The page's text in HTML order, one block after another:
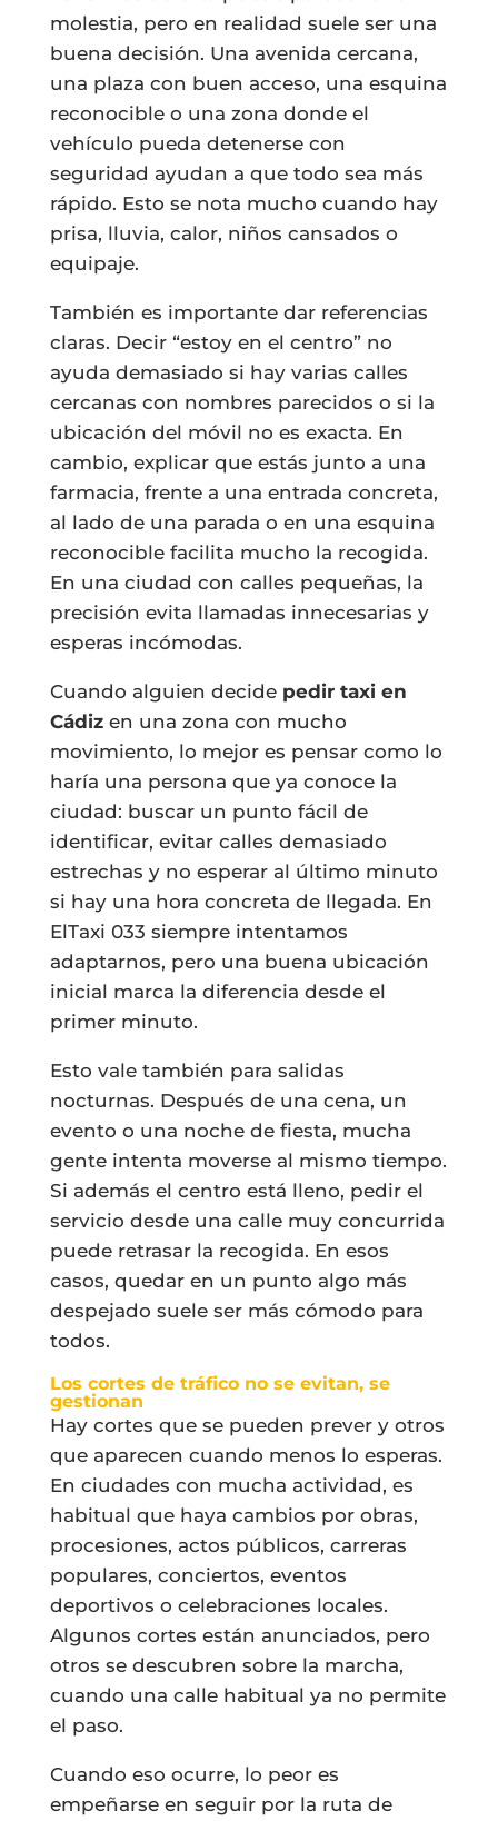
molestia, pero en realidad suele ser una
buena decisión. Una avenida cercana,
una plaza con buen acceso, una esquina
reconocible o una zona donde el
vehículo pueda detenerse con
seguridad ayudan a que todo sea más
rápido. Esto se nota mucho cuando hay
prisa, lluvia, calor, niños cansados o
equipaje.
También es importante dar referencias
claras. Decir “estoy en el centro” no
ayuda demasiado si hay varias calles
cercanas con nombres parecidos o si la
ubicación del móvil no es exacta. En
cambio, explicar que estás junto a una
farmacia, frente a una entrada concreta,
al lado de una parada o en una esquina
reconocible facilita mucho la recogida.
En una ciudad con calles pequeñas, la
precisión evita llamadas innecesarias y
esperas incómodas.
Cuando alguien decide pedir taxi en
Cádizen una zona con mucho
movimiento, lo mejor es pensar como lo
haría una persona que ya conoce la
ciudad: buscar un punto fácil de
identificar, evitar calles demasiado
estrechas y no esperar al último minuto
si hay una hora concreta de llegada. En
ElTaxi 033 siempre intentamos
adaptarnos, pero una buena ubicación
inicial marca la diferencia desde el
primer minuto.
Esto vale también para salidas
nocturnas. Después de una cena, un
evento o una noche de fiesta, mucha
gente intenta moverse al mismo tiempo.
Si además el centro está lleno, pedir el
servicio desde una calle muy concurrida
puede retrasar la recogida. En esos
casos, quedar en un punto algo más
despejado suele ser más cómodo para
todos.
Los cortes de tráfico no se evitan, se
gestionan
Hay cortes que se pueden prever y otros
que aparecen cuando menos lo esperas.
En ciudades con mucha actividad, es
habitual que haya cambios por obras,
procesiones, actos públicos, carreras
populares, conciertos, eventos
deportivos o celebraciones locales.
Algunos cortes están anunciados, pero
otros se descubren sobre la marcha,
cuando una calle habitual ya no permite
el paso.
Cuando eso ocurre, lo peor es
empeñarse en seguir por la ruta de